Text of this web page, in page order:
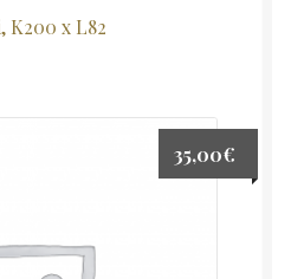
K200 x L82
35,00€